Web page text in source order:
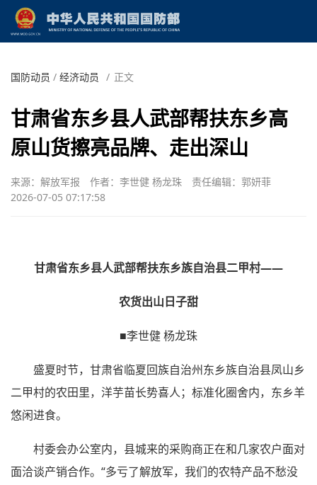
国防动员 / 经济动员 / 正文
甘肃省东乡县人武部帮扶东乡高
原山货擦亮品牌、走出深山
来源：解放军报 作者：李世健 杨龙珠
责任编辑：郭妍菲
2026-07-05 07:17:58
甘肃省东乡县人武部帮扶东乡族自治县二甲村——
农货出山日子甜
■李世健 杨龙珠
盛夏时节，甘肃省临夏回族自治州东乡族自治县凤山乡
二甲村的农田里，洋芋苗长势喜人；标准化圈舍内，东乡羊
悠闲进食。
村委会办公室内，县城来的采购商正在和几家农户面对
面洽谈产销合作。“多亏了解放军，我们的农特产品不愁没